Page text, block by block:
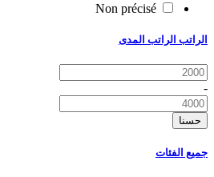
Non précisé
الراتب الراتب المدى
-
حسنا
جميع الفئات